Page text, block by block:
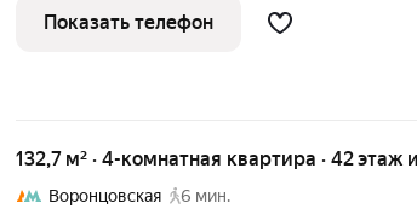
премиальный уровень комфорта. О доме и
расположен внутри
Показать телефон
132,7 м² · 4-комнатная квартира · 42 этаж
Воронцовская
6 мин.